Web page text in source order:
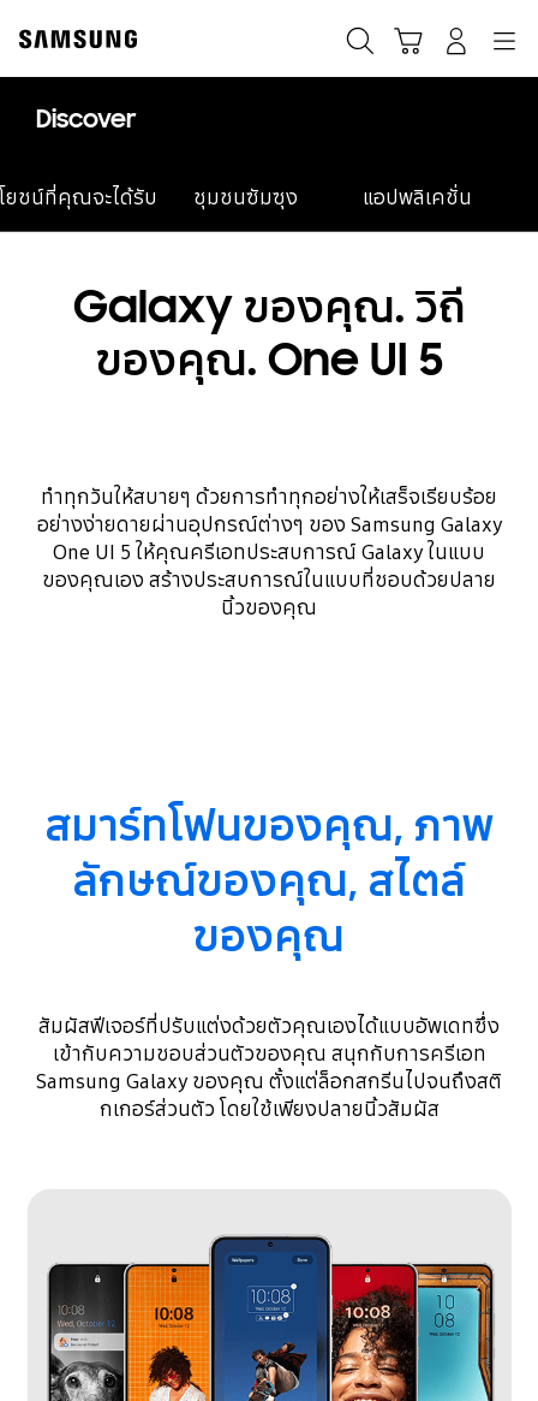
content
Discover
ยชน์ที่คุณจะได้รับ ชุมชนซัมซุง แอปพลิเคชั่น
Galaxy ของคุณ. วิถี
ของคุณ. One UI 5
ทำทุกวันให้สบายๆ ด้วยการทำทุกอย่างให้เสร็จเรียบร้อย
อย่างง่ายดายผ่านอุปกรณ์ต่างๆ ของ Samsung Galaxy
One UI 5 ให้คุณครีเอทประสบการณ์ Galaxy ในแบบ
ของคุณเอง สร้างประสบการณ์ในแบบที่ชอบด้วยปลาย
นิ้วของคุณ
สมาร์ทโฟนของคุณ, ภาพ
ลักษณ์ของคุณ, สไตล์
ของคุณ
สัมผัสฟีเจอร์ที่ปรับแต่งด้วยตัวคุณเองได้แบบอัพเดทซึ่ง
เข้ากับความชอบส่วนตัวของคุณ สนุกกับการครีเอท
Samsung Galaxy ของคุณ ตั้งแต่ล็อกสกรีนไปจนถึงสติ
กเกอร์ส่วนตัว โดยใช้เพียงปลายนิ้วสัมผัส